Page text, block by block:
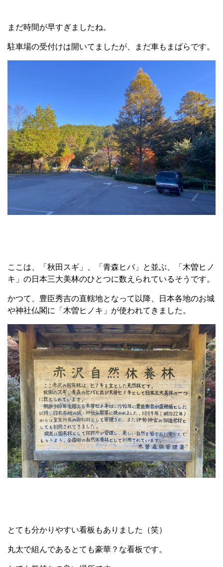
まだ時間が早すぎましたね。
駐車場の受付けは開いてましたが、まだ車もまばらです。
ここは、「秋田スギ」、「青森ヒバ」と並ぶ、「木曽ヒノ
キ」の日本三大美林のひとつに数えられているそうです。
かつて、豊臣秀吉の直轄地となって以降、日本各地のお城
や神社仏閣に「木曽ヒノキ」が使われてきました。
とても分かりやすい看板もありました（笑）
丸太で組んであるとても豪華？な看板です。